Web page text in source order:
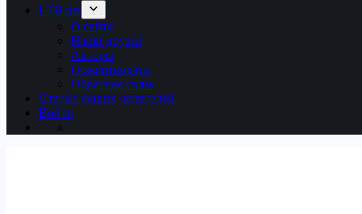
LTB.net
О сайте
Наши друзья
Авторы
Пожертвовать
Обратная связь
Статьи наших читателей
Войти